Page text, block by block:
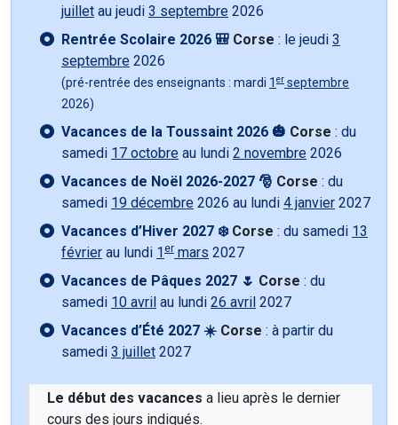
juillet au jeudi 3 septembre 2026
Rentrée Scolaire 2026 🎒 Corse : le jeudi 3
septembre 2026
(pré-rentrée des enseignants : mardi 1 er septembre
2026)
Vacances de la Toussaint 2026 🎃 Corse : du
samedi 17 octobre au lundi 2 novembre 2026
Vacances de Noël 2026-2027 🎅 Corse : du
samedi 19 décembre 2026 au lundi 4 janvier 2027
Vacances d’Hiver 2027 ❄️ Corse : du samedi 13
février au lundi 1 er mars 2027
Vacances de Pâques 2027 🌷 Corse : du
samedi 10 avril au lundi 26 avril 2027
Vacances d’Été 2027 ☀️ Corse : à partir du
samedi 3 juillet 2027
Le début des vacances a lieu après le dernier
cours des jours indiqués.